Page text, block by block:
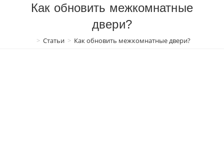
Как обновить межкомнатные
двери?
> Статьи > Как обновить межкомнатные двери?